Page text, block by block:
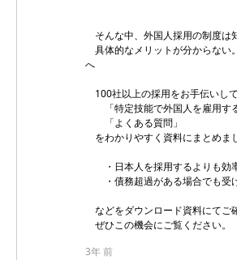
そんな中、外国人採用の制度は
具体的なメリットが分からない
へ
100社以上の採用をお手伝いし
「特定技能で外国人を雇用する
「よくある質問」
をわかりやすく資料にまとめま
・日本人を採用するよりも効
・債務超過がある場合でも受
などをダウンロード資料にてご
ぜひこの機会にご覧ください。
3年 前